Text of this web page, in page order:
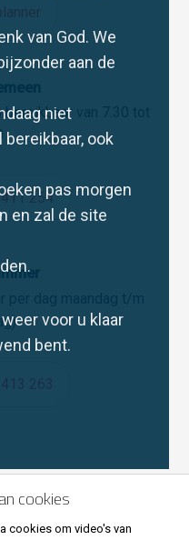
van God. We
aan de
niet
ook
pas morgen
en zal de site
voor u klaar
bent.
van 7.30 tot
254
per dag maandag t/m
op
cookies
cookies om video's van